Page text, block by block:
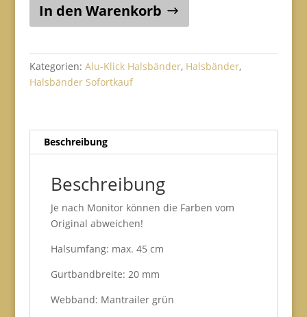
Klick
(Mantrailer
grün
/
Neopren
Menge
In den Warenkorb
Kategorien: Alu-Klick Halsbänder, Halsbänder,
Halsbänder Sofortkauf
Beschreibung
Beschreibung
Je nach Monitor können die Farben vom
Original abweichen!
Halsumfang: max. 45 cm
Gurtbandbreite: 20 mm
Webband: Mantrailer grün